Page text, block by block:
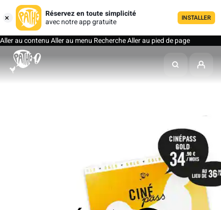
Réservez en toute simplicité
avec notre app gratuite
INSTALLER
Aller au contenuAller au menu RechercheAller au pied de page